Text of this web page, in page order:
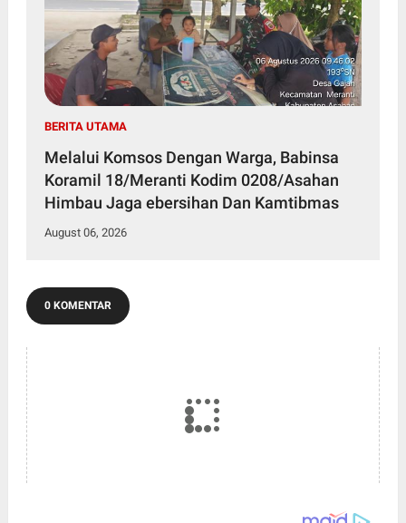
BERITA UTAMA
Melalui Komsos Dengan Warga, Babinsa
Koramil 18/Meranti Kodim 0208/Asahan
Himbau Jaga ebersihan Dan Kamtibmas
August 06, 2026
0 KOMENTAR